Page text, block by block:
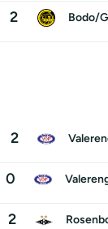
2 Bodo/
2
0
2